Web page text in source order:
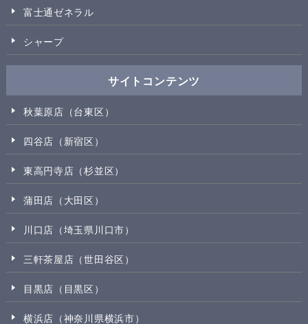
富士通ゼネラル
シャープ
サイトコンテンツ
秋葉原店（台東区）
四谷店（新宿区）
東高円寺店（杉並区）
蒲田店（大田区）
川口店（埼玉県川口市）
三軒茶屋店（世田谷区）
目黒店（目黒区）
横浜店（神奈川県横浜市）